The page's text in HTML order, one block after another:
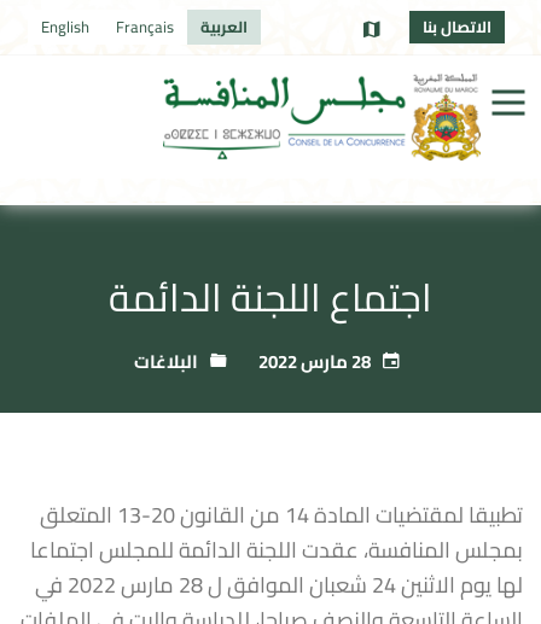
الاتصال بنا العربية Français
English
اجتماع اللجنة الدائمة
28 مارس 2022 البلاغات
تطبيقا لمقتضيات المادة 14 من القانون 20-13 المتعلق
بمجلس المنافسة، عقدت اللجنة الدائمة للمجلس اجتماعا
لها يوم الاثنين 24 شعبان الموافق ل 28 مارس 2022 في